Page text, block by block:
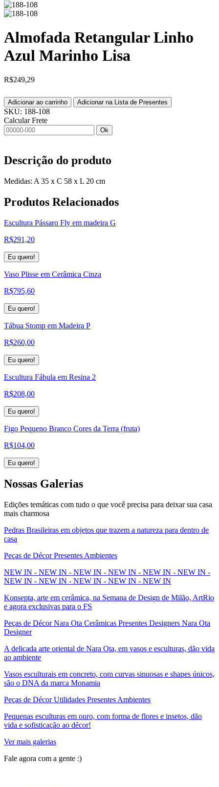
Almofada Retangular Linho
Azul Marinho Lisa
R$249,29
Adicionar ao carrinho Adicionar na Lista de Presentes
SKU: 188-108
Calcular Frete
Ok
Descrição do produto
Medidas: A 35 x C 58 x L 20 cm
Produtos Relacionados
Escultura Pássaro Fly em madeira G
R$291,20
Eu quero!
Vaso Plisse em Cerâmica Cinza
R$795,60
Eu quero!
Tábua Stomp em Madeira P
R$260,00
Eu quero!
Escultura Fábula em Resina 2
R$208,00
Eu quero!
Figo Pequeno Branco Cores da Terra (fruta)
R$104,00
Eu quero!
Nossas Galerias
Edições temáticas com tudo o que você precisa para deixar sua casa
mais charmosa
Pedras Brasileiras em objetos que trazem a natureza para dentro de
casa
Peças de Décor Presentes Ambientes
NEW IN - NEW IN - NEW IN - NEW IN - NEW IN - NEW IN -
NEW IN - NEW IN - NEW IN - NEW IN - NEW IN
Konsepta, arte em cerâmica, na Semana de Design de Milão, ArtRio
e agora exclusivas para o FS
Peças de Décor Nara Ota Cerâmicas Presentes Designers Nara Ota
Designer
A delicada arte oriental de Nara Ota, em vasos e esculturas, dão vida
ao ambiente
Vasos esculturais em concreto, com curvas sinuosas e shapes únicos,
são o DNA da marca Monamia
Peças de Décor Utilidades Presentes Ambientes
Pequenas esculturas em ouro, com forma de flores e insetos, dão
vida e sofisticação ao décor!
Ver mais galerias
Fale agora com a gente :)